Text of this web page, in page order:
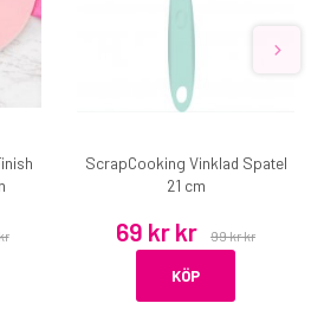
ScrapCooking Vinklad Spatel
21 cm
69 kr kr 99 kr kr
KÖP